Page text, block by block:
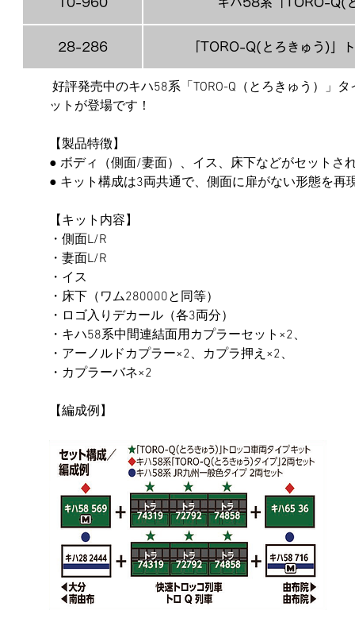
28-286 「TORO-Q(とろきゅう)」
好評発売中のキハ58系「TORO-Q（とろきゅう）」
ットが登場です！
【製品特徴】
● ボディ（側面/妻面）、イス、床下などがセットさ
● キット構成は3両共通で、側面に扉がない形態を
【キット内容】
・側面L/R
・妻面L/R
・イス
・床下（ワム280000と同等）
・ロゴ入りデカール（各3両分）
・キハ58系中間連結面用カプラーセット×2、
・アーノルドカプラー×2、カプラ押え×2、
・カプラーバネ×2
【編成例】